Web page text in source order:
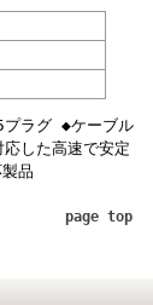
プラグ ◆ケーブル
した高速で安定
品
page top